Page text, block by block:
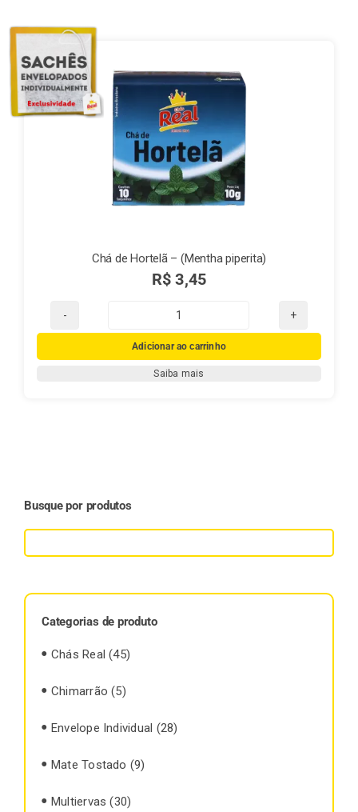
Finalização de compra
Exportação
Blog
Chá de Hortelã – (Mentha piperita)
R$ 3,45
Chá
de
Hortelã
Adicionar ao carrinho
Saiba mais
Busque por produtos
Categorias de produto
Chás Real (45)
Chimarrão (5)
Envelope Individual (28)
Mate Tostado (9)
Multiervas (30)